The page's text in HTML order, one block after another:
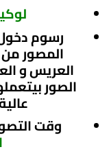
رسوم
المصور من
العريس و
الصور
وقت